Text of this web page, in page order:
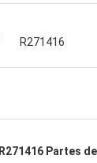
R271416
R271416 Partes